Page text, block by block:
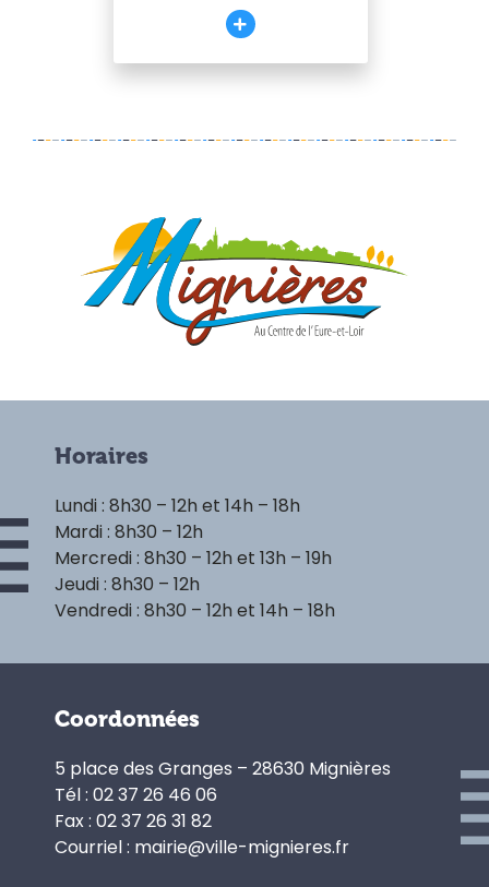
Horaires
Lundi : 8h30 – 12h et 14h – 18h
Mardi : 8h30 – 12h
Mercredi : 8h30 – 12h et 13h – 19h
Jeudi : 8h30 – 12h
Vendredi : 8h30 – 12h et 14h – 18h
Coordonnées
5 place des Granges – 28630 Mignières
Tél : 02 37 26 46 06
Fax : 02 37 26 31 82
Courriel : mairie@ville-mignieres.fr